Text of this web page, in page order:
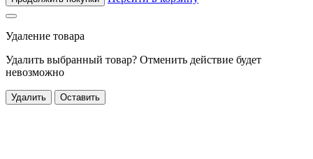
Удаление товара
Удалить выбранный товар? Отменить действие будет
невозможно
Удалить Оставить